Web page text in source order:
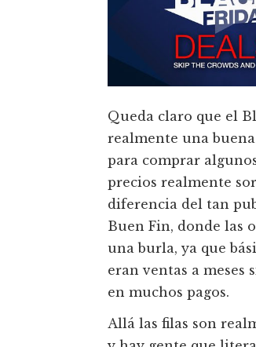
Queda claro que el
realmente una
para comprar
precios realmente
diferencia del tan
Buen Fin, donde las
una burla, ya que
eran ventas a meses
en muchos pagos.
Allá las filas son